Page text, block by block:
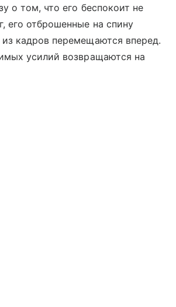
о том, что его беспокоит не
его отброшенные на спину
кадров перемещаются вперед.
усилий возвращаются на